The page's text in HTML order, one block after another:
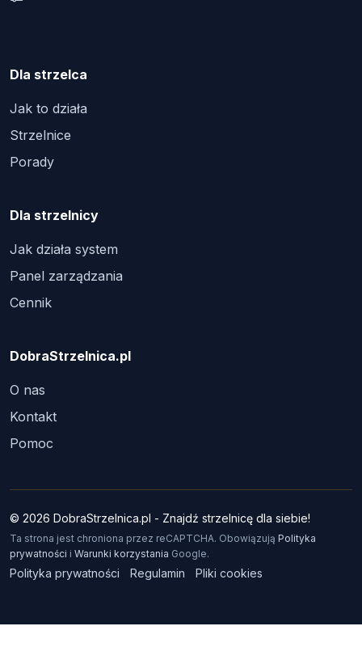
Dla strzelca
Jak to działa
Strzelnice
Porady
Dla strzelnicy
Jak działa system
Panel zarządzania
Cennik
DobraStrzelnica.pl
O nas
Kontakt
Pomoc
© 2026 DobraStrzelnica.pl - Znajdź strzelnicę dla siebie!
Ta strona jest chroniona przez reCAPTCHA. Obowiązują Polityka
prywatności i Warunki korzystania Google.
Polityka prywatności Regulamin Pliki cookies